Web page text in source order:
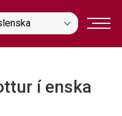
í enska